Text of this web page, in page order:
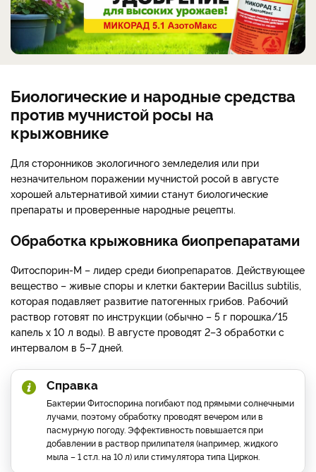
Биологические и народные средства
против мучнистой росы на
крыжовнике
Для сторонников экологичного земледелия или при
незначительном поражении мучнистой росой в августе
хорошей альтернативой химии станут биологические
препараты и проверенные народные рецепты.
Обработка крыжовника биопрепаратами
Фитоспорин-М – лидер среди биопрепаратов. Действующее
вещество – живые споры и клетки бактерии Bacillus subtilis,
которая подавляет развитие патогенных грибов. Рабочий
раствор готовят по инструкции (обычно – 5 г порошка/15
капель х 10 л воды). В августе проводят 2–3 обработки с
интервалом в 5–7 дней.
Справка
Бактерии Фитоспорина погибают под прямыми солнечными
лучами, поэтому обработку проводят вечером или в
пасмурную погоду. Эффективность повышается при
добавлении в раствор прилипателя (например, жидкого
мыла – 1 ст.л. на 10 л) или стимулятора типа Циркон.